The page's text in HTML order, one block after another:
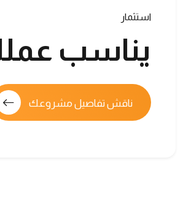
استثمار
يناسب
ناقش تفاصيل مشروعك